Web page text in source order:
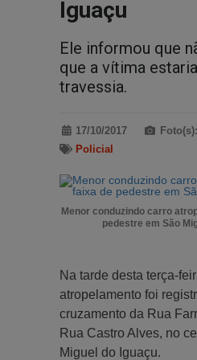
Iguaçu
Ele informou que
que a vítima
travessia.
17/10/2017
Policial
Menor conduzindo carro
pedestre em São
Na tarde desta terça-
atropelamento foi
cruzamento da Rua
Rua Castro Alves, no
Miguel do Iguaçu.